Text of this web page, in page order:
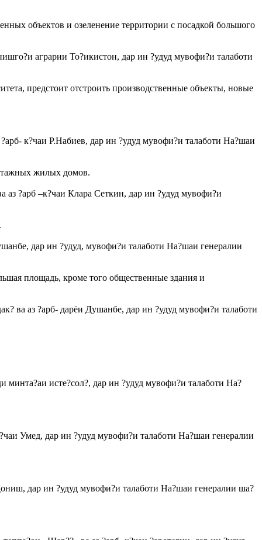
объектов и озеленение территории с посадкой большого
аграрии То?икистон, дар ин ?удуд мувофи?и талаботи
предстоит отстроить производственные объекты, новые
к?чаи Р.Набиев, дар ин ?удуд мувофи?и талаботи На?шаи
жилых домов.
аз ?арб –к?чаи Клара Сеткин, дар ин ?удуд мувофи?и
дар ин ?удуд, мувофи?и талаботи На?шаи генералии
площадь, кроме того общественные здания и
ва аз ?арб- дарёи Душанбе, дар ин ?удуд мувофи?и талаботи
минта?аи исте?сол?, дар ин ?удуд мувофи?и талаботи На?
Умед, дар ин ?удуд мувофи?и талаботи На?шаи генералии
дар ин ?удуд мувофи?и талаботи На?шаи генералии ша?